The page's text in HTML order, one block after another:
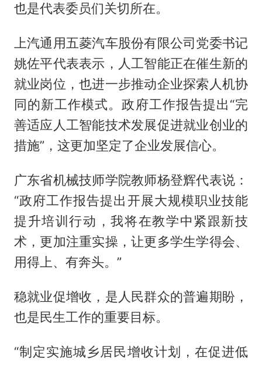
也是代表委员们关切所在。
上汽通用五菱汽车股份有限公司党委书记
姚佐平代表表示，人工智能正在催生新的
就业岗位，也进一步推动企业探索人机协
同的新工作模式。政府工作报告提出“完
善适应人工智能技术发展促进就业创业的
措施”，这更加坚定了企业发展信心。
广东省机械技师学院教师杨登辉代表说：
“政府工作报告提出开展大规模职业技能
提升培训行动，我将在教学中紧跟新技
术，更加注重实操，让更多学生学得会、
用得上、有奔头。”
稳就业促增收，是人民群众的普遍期盼，
也是民生工作的重要目标。
“制定实施城乡居民增收计划，在促进低